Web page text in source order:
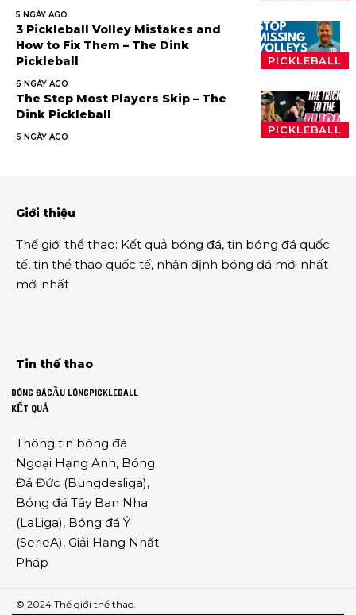
5 NGÀY AGO
PICKLEBALL
3 Pickleball Volley Mistakes and
How to Fix Them – The Dink
Pickleball
6 NGÀY AGO
PICKLEBALL
The Step Most Players Skip – The
Dink Pickleball
6 NGÀY AGO
Giới thiệu
Thế giới thể thao: Kết quả bóng đá, tin bóng đá quốc
tế, tin thể thao quốc tế, nhận định bóng đá mới nhất
mới nhất
Tin thế thao
BÓNG ĐÁCẦU LÔNGPICKLEBALL
KẾT QUẢ
Thông tin bóng đá
Ngoại Hạng Anh, Bóng
Đá Đức (Bungdesliga),
Bóng đá Tây Ban Nha
(LaLiga), Bóng đá Ý
(SerieA), Giải Hạng Nhất
Pháp
© 2024 Thế giới thể thao